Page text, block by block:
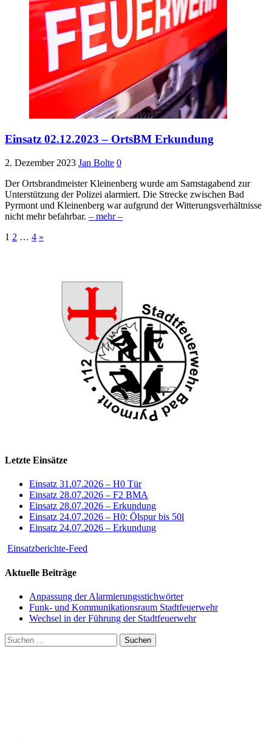
Einsatz 02.12.2023 – OrtsBM Erkundung
2. Dezember 2023 Jan Bolte 0
Der Ortsbrandmeister Kleinenberg wurde am Samstagabend zur
Unterstützung der Polizei alarmiert. Die Strecke zwischen Bad
Pyrmont und Kleinenberg war aufgrund der Witterungsverhältnisse
nicht mehr befahrbar. – mehr –
Seitennummerierung
1 2 … 4 »
Letzte Einsätze
Einsatz 31.07.2026 – H0 Tür
Einsatz 28.07.2026 – F2 BMA
Einsatz 28.07.2026 – Erkundung
Einsatz 24.07.2026 – H0: Ölspur bis 50l
Einsatz 24.07.2026 – Erkundung
Einsatzberichte-Feed
Aktuelle Beiträge
Anpassung der Alarmierungsstichwörter
Funk- und Kommunikationsraum Stadtfeuerwehr
Wechsel in der Führung der Stadtfeuerwehr
Suchen
nach: